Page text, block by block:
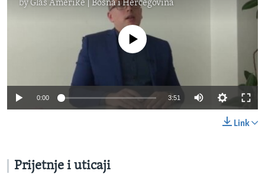
by Glas Amerike | Bosna i Hercegovina
No media source currently available
0:00 3:51
Link
Prijetnje i uticaji